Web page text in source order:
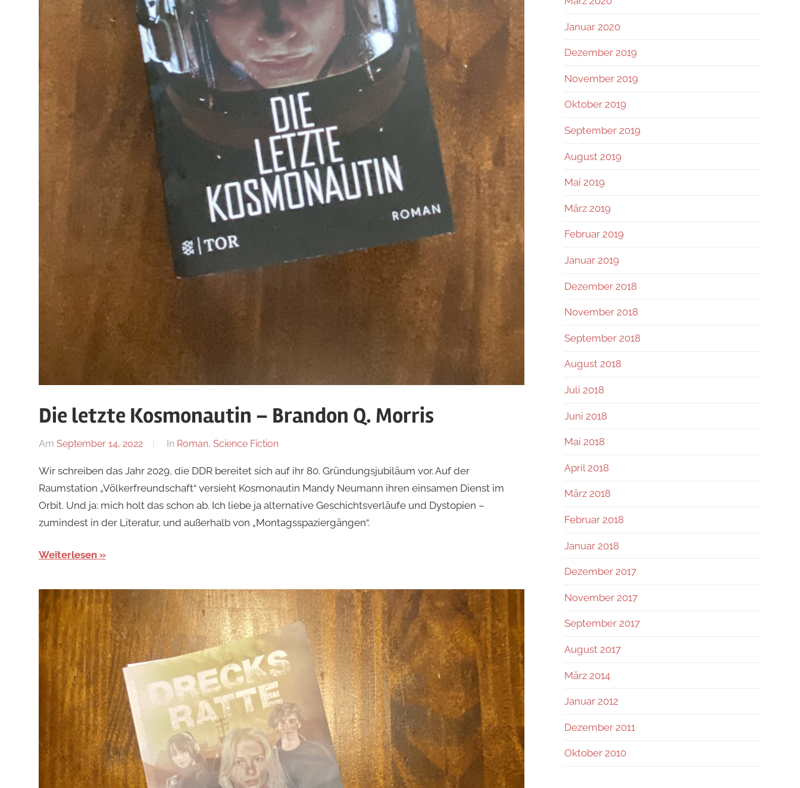
Die letzte Kosmonautin – Brandon Q. Morris
Am September 14, 2022
Von
In Roman, Science Fiction
Wir schreiben das Jahr 2029, die DDR bereitet sich auf ihr 80. Gründungsjubiläum vor. Auf der
Raumstation „Völkerfreundschaft“ versieht Kosmonautin Mandy Neumann ihren einsamen Dienst im
Orbit. Und ja: mich holt das schon ab. Ich liebe ja alternative Geschichtsverläufe und Dystopien –
zumindest in der Literatur, und außerhalb von „Montagsspaziergängen“.
Weiterlesen
Januar 2020
Dezember 2019
November 2019
Oktober 2019
September 2019
August 2019
Mai 2019
März 2019
Februar 2019
Januar 2019
Dezember 2018
November 2018
September 2018
August 2018
Juli 2018
Juni 2018
Mai 2018
April 2018
März 2018
Februar 2018
Januar 2018
Dezember 2017
November 2017
September 2017
August 2017
März 2014
Januar 2012
Dezember 2011
Oktober 2010